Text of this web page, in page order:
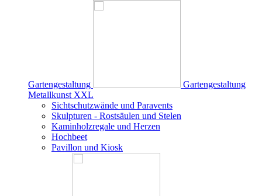
Gartengestaltung
Gartengestaltung
Metallkunst XXL
Sichtschutzwände und Paravents
Skulpturen - Rostsäulen und Stelen
Kaminholzregale und Herzen
Hochbeet
Pavillon und Kiosk